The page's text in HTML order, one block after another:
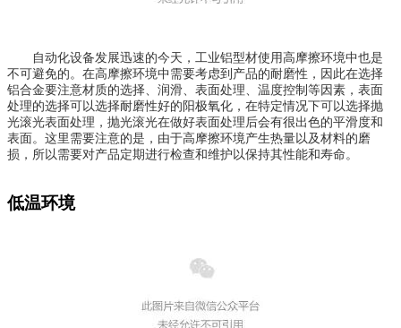
自动化设备发展迅速的今天，工业铝型材使用高摩擦环境中也是
不可避免的。在高摩擦环境中需要考虑到产品的耐磨性，因此在选择
铝合金要注意材质的选择、润滑、表面处理、温度控制等因素，表面
处理的选择可以选择耐磨性好的阳极氧化，在特定情况下可以选择抛
光滚光表面处理，抛光滚光在做好表面处理后会有很出色的平滑度和
表面。这里需要注意的是，由于高摩擦环境产生热量以及材料的磨
损，所以需要对产品定期进行检查和维护以保持其性能和寿命。
低温环境